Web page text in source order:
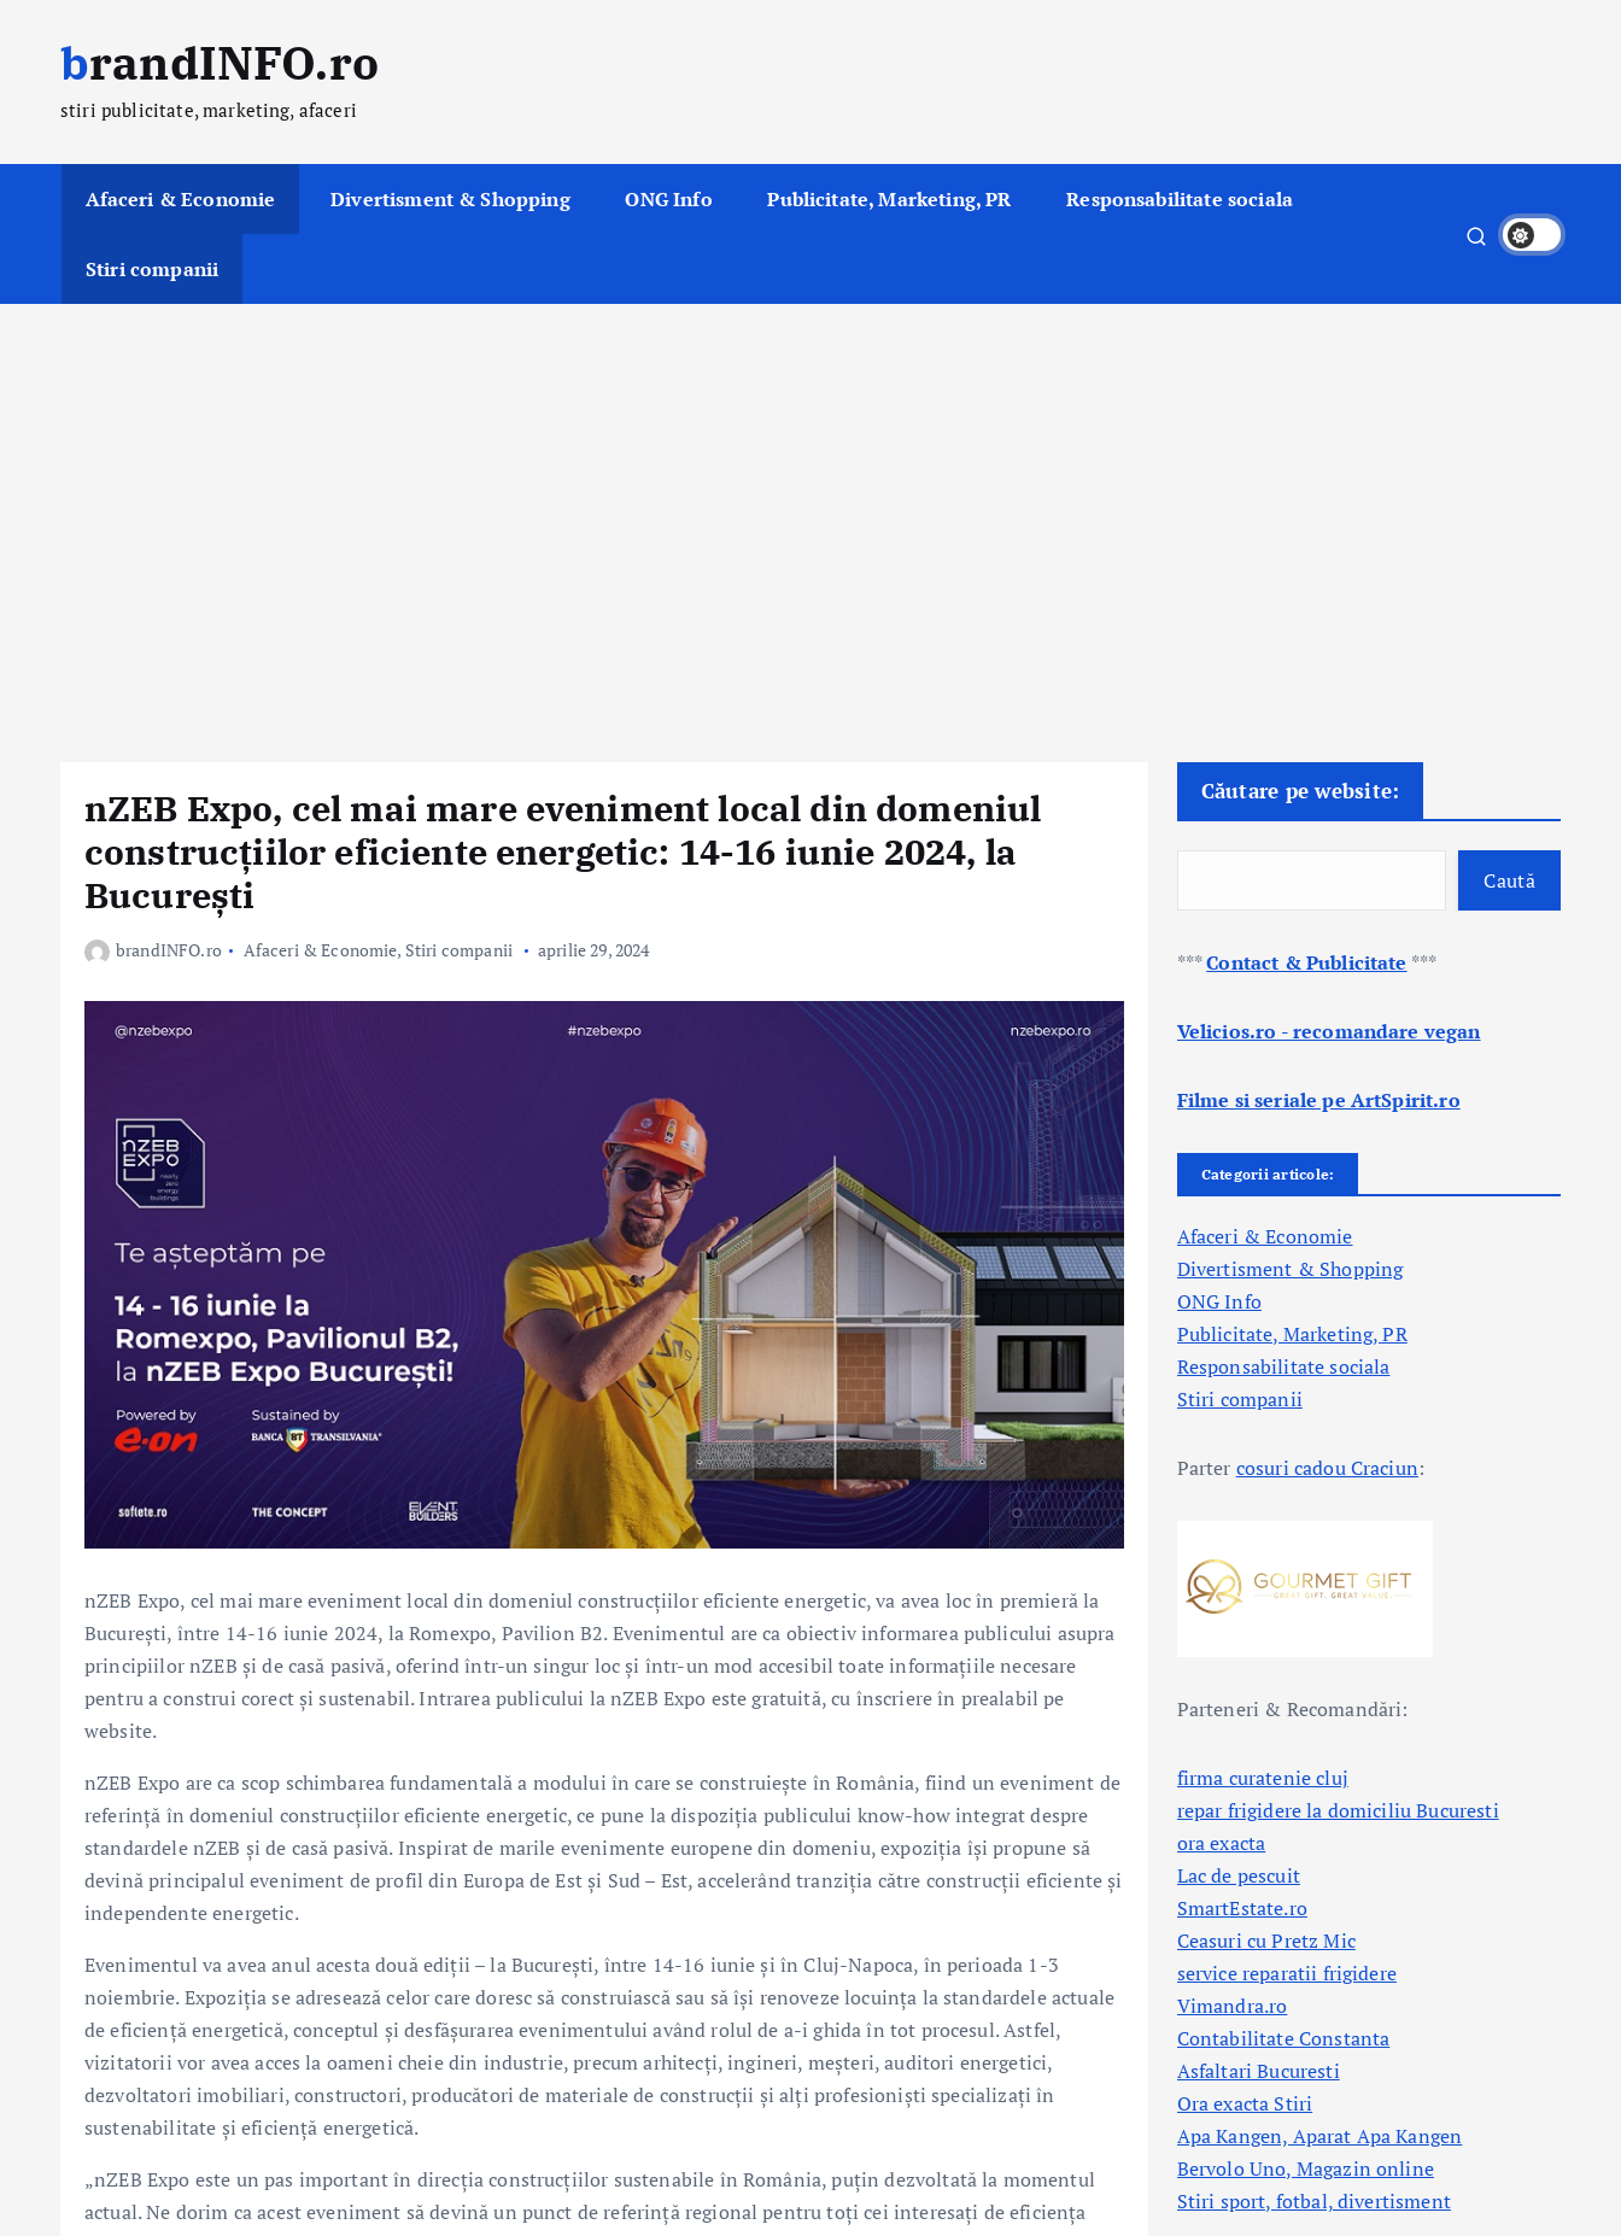
t
brandINFO.ro
stiri publicitate, marketing, afaceri
Afaceri & Economie Divertisment & Shopping ONG Info Publicitate, Marketing, PR Responsabilitate sociala
Stiri companii
nZEB Expo, cel mai mare eveniment local din domeniul
construcțiilor eficiente energetic: 14-16 iunie 2024, la
București
brandINFO.ro Afaceri & Economie, Stiri companii aprilie 29, 2024
nZEB Expo, cel mai mare eveniment local din domeniul construcțiilor eficiente energetic, va avea loc în premieră la
București, între 14-16 iunie 2024, la Romexpo, Pavilion B2. Evenimentul are ca obiectiv informarea publicului asupra
principiilor nZEB și de casă pasivă, oferind într-un singur loc și într-un mod accesibil toate informațiile necesare
pentru a construi corect și sustenabil. Intrarea publicului la nZEB Expo este gratuită, cu înscriere în prealabil pe
website.
nZEB Expo are ca scop schimbarea fundamentală a modului în care se construiește în România, fiind un eveniment de
referință în domeniul construcțiilor eficiente energetic, ce pune la dispoziția publicului know-how integrat despre
standardele nZEB și de casă pasivă. Inspirat de marile evenimente europene din domeniu, expoziția își propune să
devină principalul eveniment de profil din Europa de Est și Sud – Est, accelerând tranziția către construcții eficiente și
independente energetic.
Evenimentul va avea anul acesta două ediții – la București, între 14-16 iunie și în Cluj-Napoca, în perioada 1-3
noiembrie. Expoziția se adresează celor care doresc să construiască sau să își renoveze locuința la standardele actuale
de eficiență energetică, conceptul și desfășurarea evenimentului având rolul de a-i ghida în tot procesul. Astfel,
vizitatorii vor avea acces la oameni cheie din industrie, precum arhitecți, ingineri, meșteri, auditori energetici,
dezvoltatori imobiliari, constructori, producători de materiale de construcții și alți profesioniști specializați în
sustenabilitate și eficiență energetică.
„nZEB Expo este un pas important în direcția construcțiilor sustenabile în România, puțin dezvoltată la momentul
actual. Ne dorim ca acest eveniment să devină un punct de referință regional pentru toți cei interesați de eficiența
Căutare pe website:
Caută
***Contact & Publicitate ***
Velicios.ro - recomandare vegan
Filme si seriale pe ArtSpirit.ro
Categorii articole:
Afaceri & Economie
Divertisment & Shopping
ONG Info
Publicitate, Marketing, PR
Responsabilitate sociala
Stiri companii
Parter cosuri cadou Craciun:
Parteneri & Recomandări:
firma curatenie cluj
repar frigidere la domiciliu Bucuresti
ora exacta
Lac de pescuit
SmartEstate.ro
Ceasuri cu Pretz Mic
service reparatii frigidere
Vimandra.ro
Contabilitate Constanta
Asfaltari Bucuresti
Ora exacta Stiri
Apa Kangen, Aparat Apa Kangen
Bervolo Uno, Magazin online
Stiri sport, fotbal,divertisment